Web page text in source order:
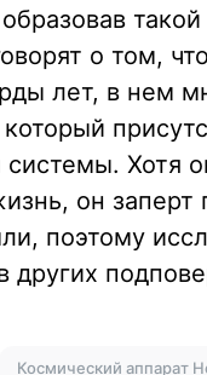
о том,
лет, в нем
Хотя
он
поэтому
Космический аппарат